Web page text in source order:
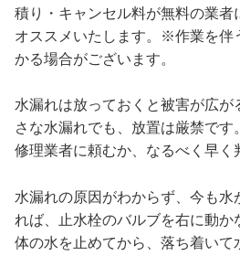
積り・キャンセル料が無料の業者
オススメいたします。※作業を伴
かる場合がございます。
水漏れは放っておくと被害が広
さな水漏れでも、放置は厳禁です
修理業者に頼むか、なるべく早く
水漏れの原因がわからず、今も水
れば、止水栓のバルブを右に動か
体の水を止めてから、落ち着いて